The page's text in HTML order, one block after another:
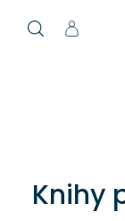
Knihy